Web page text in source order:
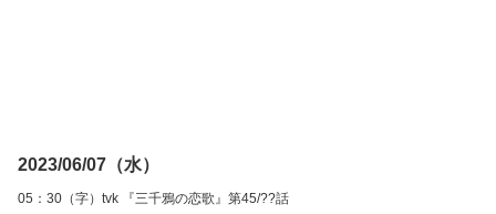
2023/06/07（水）
05：30（字）tvk 『三千鴉の恋歌』第45/??話